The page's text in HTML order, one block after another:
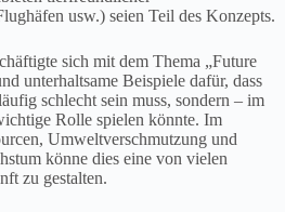
usw.) seien Teil des Konzepts.
sich mit dem Thema „Future
unterhaltsame Beispiele dafür, dass
schlecht sein muss, sondern – im
Rolle spielen könnte. Im
Umweltverschmutzung und
könne dies eine von vielen
zu gestalten.